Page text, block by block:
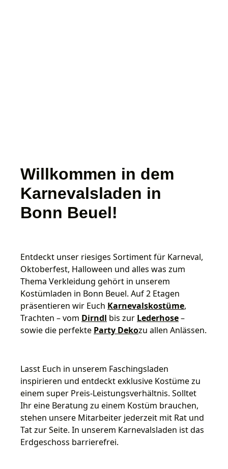
Willkommen in dem
Karnevalsladen in
Bonn Beuel!
Entdeckt unser riesiges Sortiment für Karneval,
Oktoberfest, Halloween und alles was zum
Thema Verkleidung gehört in unserem
Kostümladen in Bonn Beuel. Auf 2 Etagen
präsentieren wir Euch Karnevalskostüme,
Trachten – vom Dirndl bis zur Lederhose–
sowie die perfekte Party Dekozu allen Anlässen.
Lasst Euch in unserem Faschingsladen
inspirieren und entdeckt exklusive Kostüme zu
einem super Preis-Leistungsverhältnis. Solltet
Ihr eine Beratung zu einem Kostüm brauchen,
stehen unsere Mitarbeiter jederzeit mit Rat und
Tat zur Seite. In unserem Karnevalsladen ist das
Erdgeschoss barrierefrei.